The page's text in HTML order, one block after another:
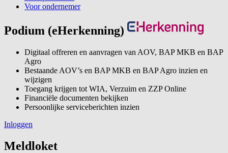
Voor ondernemer
Podium (eHerkenning)
Digitaal offreren en aanvragen van AOV, BAP MKB en BAP
Agro
Bestaande AOV’s en BAP MKB en BAP Agro inzien en
wijzigen
Toegang krijgen tot WIA, Verzuim en ZZP Online
Financiële documenten bekijken
Persoonlijke serviceberichten inzien
Inloggen
Meldloket